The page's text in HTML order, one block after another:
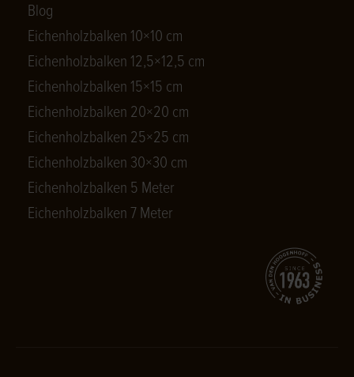
Blog
Eichenholzbalken 10×10 cm
Eichenholzbalken 12,5×12,5 cm
Eichenholzbalken 15×15 cm
Eichenholzbalken 20×20 cm
Eichenholzbalken 25×25 cm
Eichenholzbalken 30×30 cm
Eichenholzbalken 5 Meter
Eichenholzbalken 7 Meter